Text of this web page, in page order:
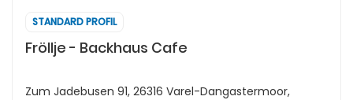
STANDARD PROFIL
Fröllje - Backhaus Cafe
Zum Jadebusen 91, 26316 Varel-Dangastermoor,